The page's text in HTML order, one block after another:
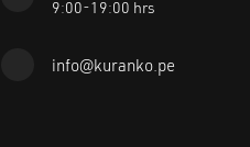
9:00-19:00 hrs
info@kuranko.pe